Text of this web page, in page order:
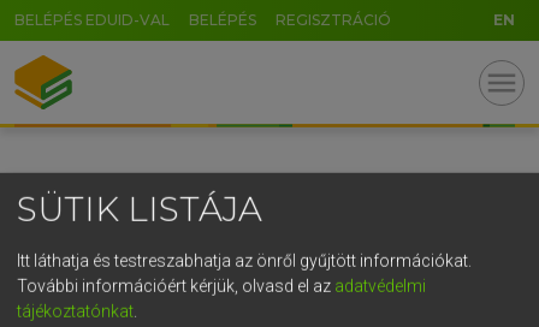
BELÉPÉS EDUID-VAL BELÉPÉS REGISZTRÁCIÓ EN
menu
SÜTIK LISTÁJA
Itt láthatja és testreszabhatja az önről gyűjtött információkat.
További információért kérjük, olvasd el az adatvédelmi
tájékoztatónkat
GR
5
g h k l
v b n m , . - AltGr